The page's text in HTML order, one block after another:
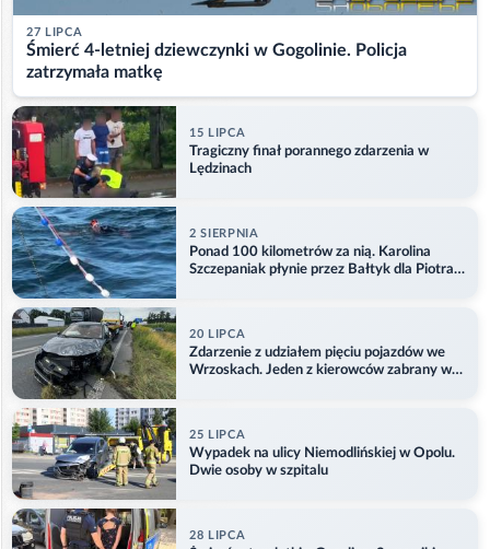
27 LIPCA
Śmierć 4-letniej dziewczynki w Gogolinie. Policja
zatrzymała matkę
15 LIPCA
Tragiczny finał porannego zdarzenia w
Lędzinach
2 SIERPNIA
Ponad 100 kilometrów za nią. Karolina
Szczepaniak płynie przez Bałtyk dla Piotra.
20 LIPCA
Zdarzenie z udziałem pięciu pojazdów we
Wrzoskach. Jeden z kierowców zabrany w
25 LIPCA
Wypadek na ulicy Niemodlińskiej w Opolu.
Dwie osoby w szpitalu
28 LIPCA